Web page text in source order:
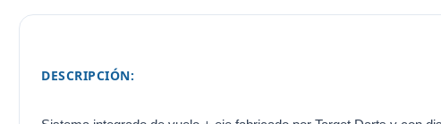
DESCRIPCIÓN: